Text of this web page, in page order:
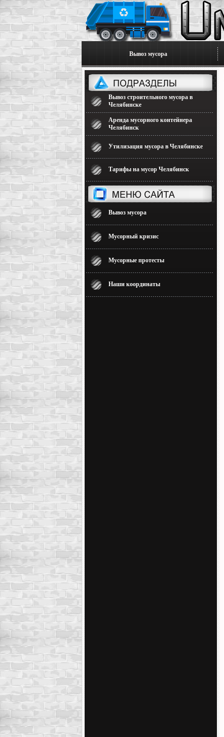
Вывоз мусора
Вывоз строительного мусора в
Челябинске
Аренда мусорного контейнера
Челябинск
Утилизация мусора в Челябинске
Тарифы на мусор Челябинск
Вывоз мусора
Мусорный кризис
Мусорные протесты
Наши координаты